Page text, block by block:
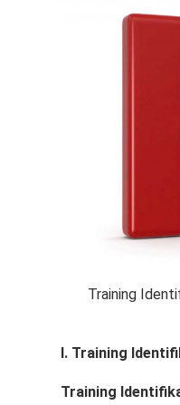
Training
I. Training
Training